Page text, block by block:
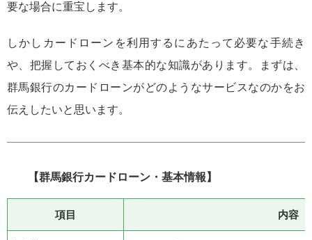
要な場合に重宝します。
しかしカードローンを利用するにあたって必要な手続き
や、把握しておくべき基本的な知識があります。まずは、
群馬銀行のカードローンがどのようなサービスなのかをお
伝えしたいと思います。
【群馬銀行カードローン・基本情報】
項目 内容